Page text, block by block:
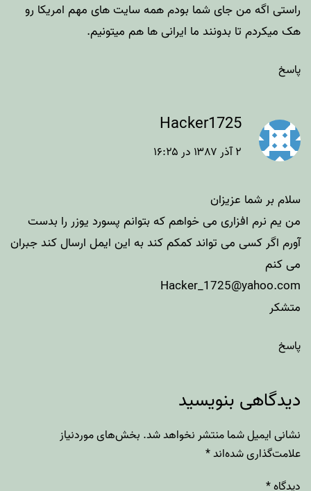
راستی اگه من جای شما بودم همه سایت های مهم امریکا رو
هک میکردم تا بدونند ما ایرانی ها هم میتونیم.
پاسخ
Hacker1725
۲ آذر ۱۳۸۷ در ۱۶:۲۵
سلام بر شما عزیزان
من یم نرم افزاری می خواهم که بتوانم پسورد یوزر را بدست
آورم اگر کسی می تواند کمکم کند به این ایمل ارسال کند جبران
می کنم
Hacker_1725@yahoo.com
متشکر
پاسخ
دیدگاهی بنویسید
نشانی ایمیل شما منتشر نخواهد شد. بخش‌های موردنیاز
علامت‌گذاری شده‌اند*
دیدگاه*